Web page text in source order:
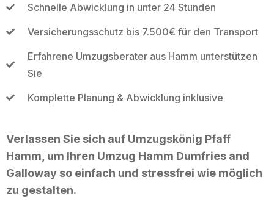
Schnelle Abwicklung in unter 24 Stunden
Versicherungsschutz bis 7.500€ für den Transport
Erfahrene Umzugsberater aus Hamm unterstützen
Sie
Komplette Planung & Abwicklung inklusive
Verlassen Sie sich auf Umzugskönig Pfaff
Hamm, um Ihren Umzug Hamm Dumfries and
Galloway so einfach und stressfrei wie möglich
zu gestalten.